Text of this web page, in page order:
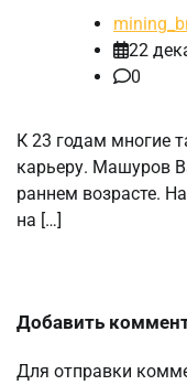
22
0
К 23 годам многие
карьеру. Машуров
раннем возрасте.
на […]
Добавить
Для отправки